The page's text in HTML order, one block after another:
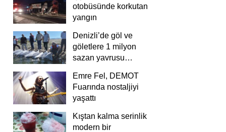
otobüsünde korkutan
yangın
Denizli’de göl ve
göletlere 1 milyon
sazan yavrusu
Emre Fel, DEMOT
Fuarında nostaljiyi
yaşattı
Kıştan kalma serinlik
modern bir